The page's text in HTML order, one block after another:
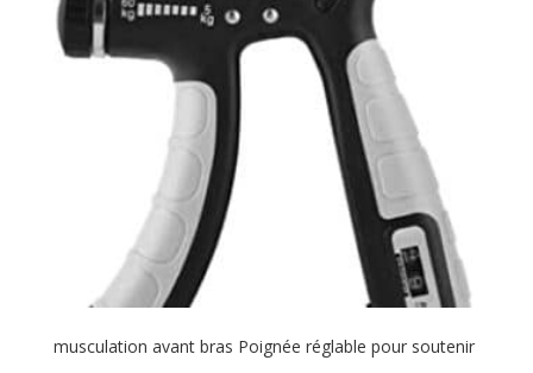
musculation avant bras Poignée réglable pour soutenir